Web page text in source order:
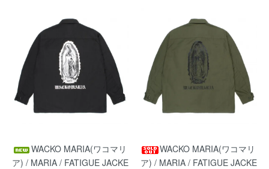
WACKO MARIA(ワコマリ
ア) / MARIA / FATIGUE JACKE
WACKO MARIA(ワコマリ
ア) / MARIA / FATIGUE JACKE